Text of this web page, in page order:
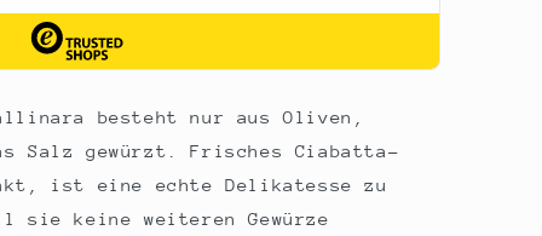
besteht nur aus Oliven,
Salz gewürzt. Frisches Ciabatta-
ist eine echte Delikatesse zu
sie keine weiteren Gewürze